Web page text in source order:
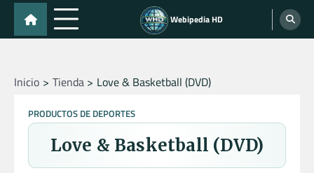
Skip
content
Webipedia HD
Inicio Tienda Love & Basketball (DVD)
PRODUCTOS DE DEPORTES
Love & Basketball (DVD)